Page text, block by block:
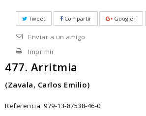
Tweet Compartir Google+
Enviar a un amigo
Imprimir
477. Arritmia
(Zavala, Carlos Emilio)
Referencia: 979-13-87538-46-0